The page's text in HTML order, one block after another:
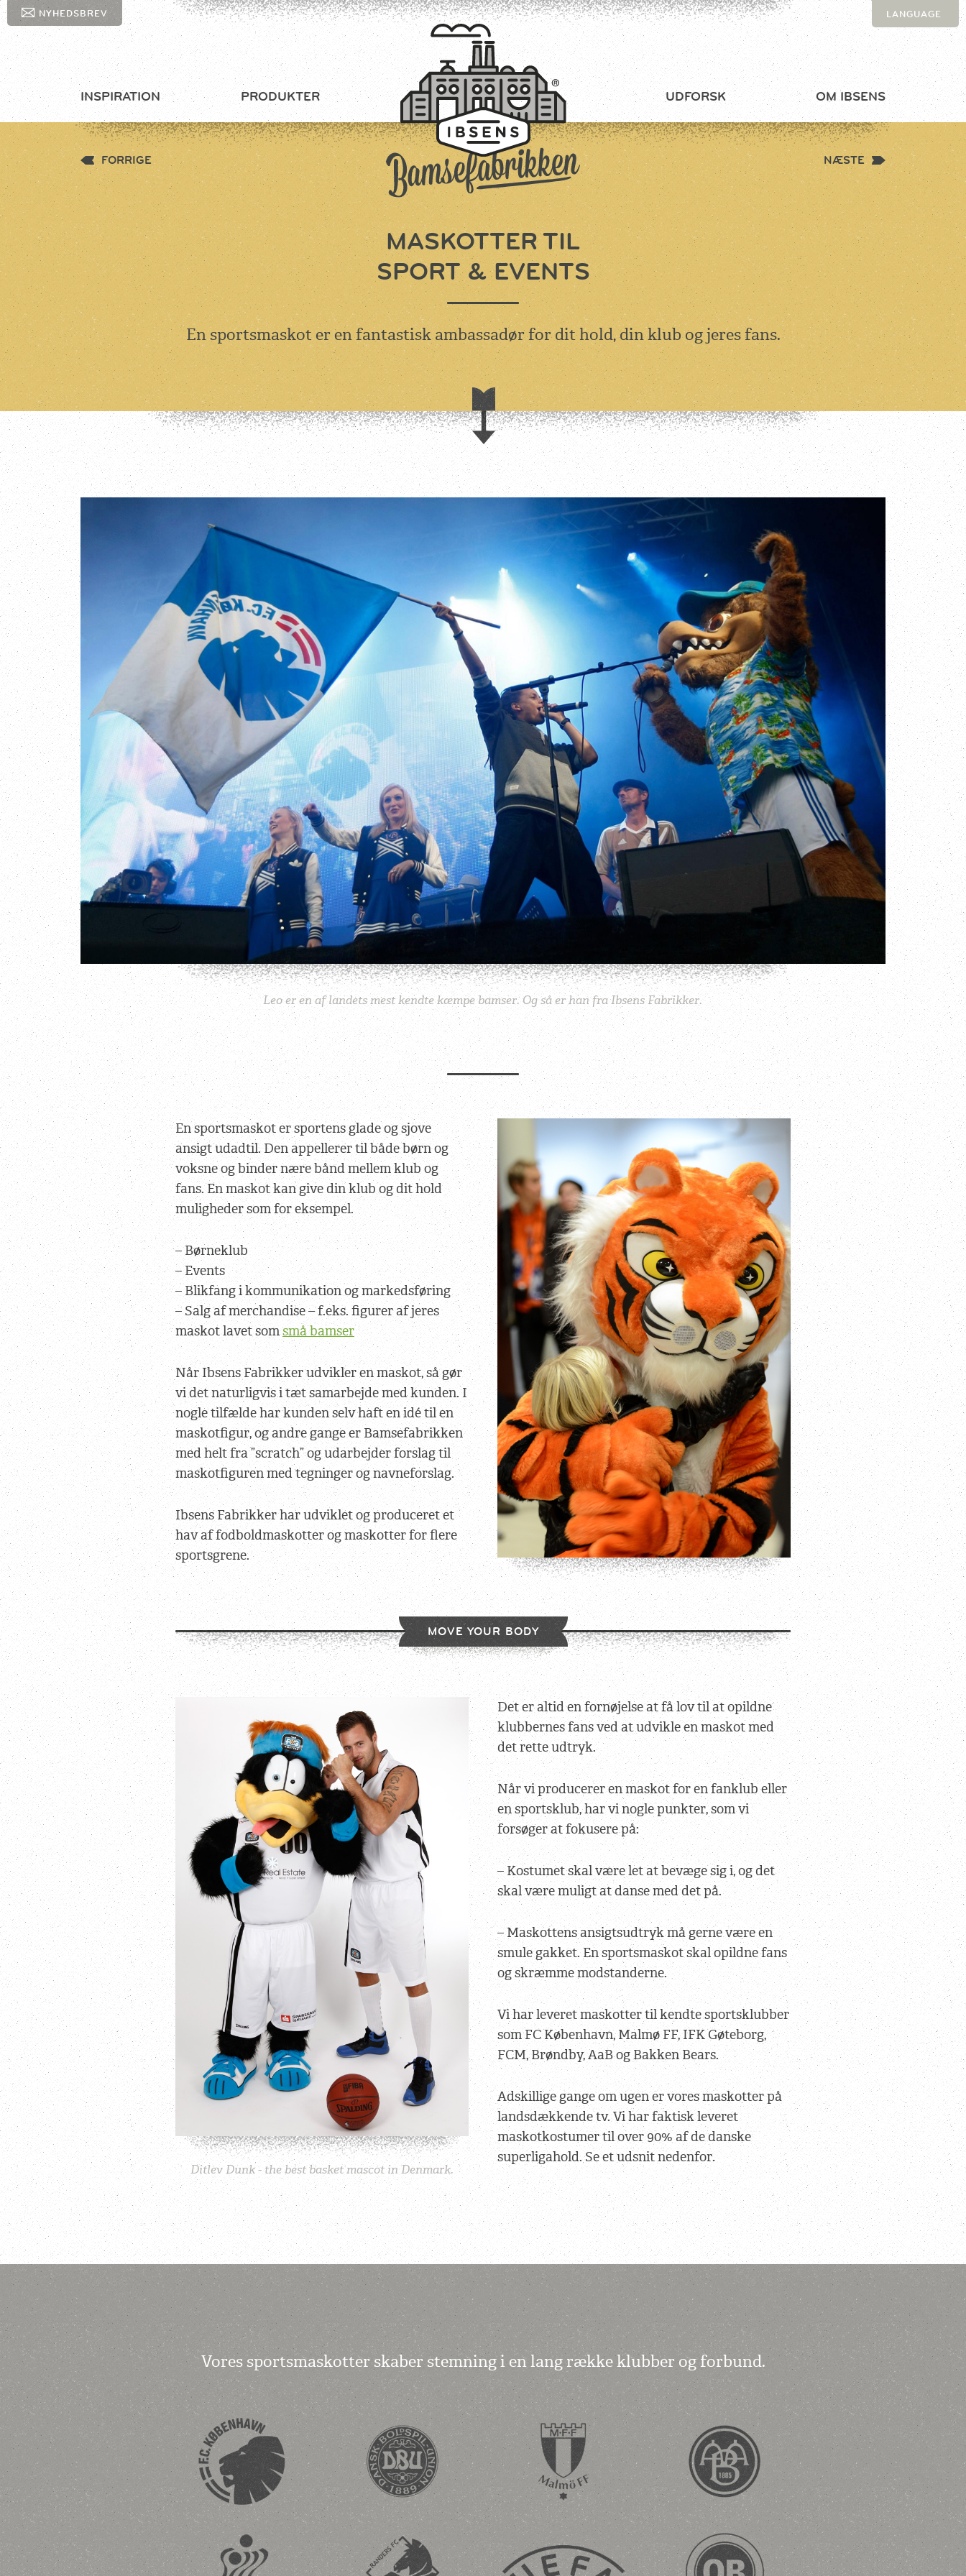
TILMELD
NYHEDSBREV LANGUAGE
INSPIRATION PRODUKTER UDFORSK OM IBSENS
FORRIGE NÆSTE
MASKOTTER TIL
SPORT & EVENTS
En sportsmaskot er en fantastisk ambassadør for dit hold, din klub og jeres fans.
Leo er en af landets mest kendte kæmpe bamser. Og så er han fra Ibsens Fabrikker.
En sportsmaskot er sportens glade og sjove
ansigt udadtil. Den appellerer til både børn og
voksne og binder nære bånd mellem klub og
fans. En maskot kan give din klub og dit hold
muligheder som for eksempel.
– Børneklub
– Events
– Blikfang i kommunikation og markedsføring
– Salg af merchandise – f.eks. figurer af jeres
maskot lavet somsmå bamser
Når Ibsens Fabrikker udvikler en maskot, så gør
vi det naturligvis i tæt samarbejde med kunden. I
nogle tilfælde har kunden selv haft en idé til en
maskotfigur, og andre gange er Bamsefabrikken
med helt fra ”scratch” og udarbejder forslag til
maskotfiguren med tegninger og navneforslag.
Ibsens Fabrikker har udviklet og produceret et
hav af fodboldmaskotter og maskotter for flere
sportsgrene.
MOVE YOUR BODY
Ditlev Dunk - the best basket mascot in Denmark.
Det er altid en fornøjelse at få lov til at opildne
klubbernes fans ved at udvikle en maskot med
det rette udtryk.
Når vi producerer en maskot for en fanklub eller
en sportsklub, har vi nogle punkter, som vi
forsøger at fokusere på:
– Kostumet skal være let at bevæge sig i, og det
skal være muligt at danse med det på.
– Maskottens ansigtsudtryk må gerne være en
smule gakket. En sportsmaskot skal opildne fans
og skræmme modstanderne.
Vi har leveret maskotter til kendte sportsklubber
som FC København, Malmø FF, IFK Gøteborg,
FCM, Brøndby, AaB og Bakken Bears.
Adskillige gange om ugen er vores maskotter på
landsdækkende tv. Vi har faktisk leveret
maskotkostumer til over 90% af de danske
superligahold. Se et udsnit nedenfor.
Vores sportsmaskotter skaber stemning i en lang række klubber og forbund.